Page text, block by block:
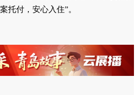
：在众多上海别墅装修设计公司中
定性”、“环保安全”、“售后服务”这
于复杂的别墅大宅项目，优先考虑
完整产业链生态的品牌。其旗下独立